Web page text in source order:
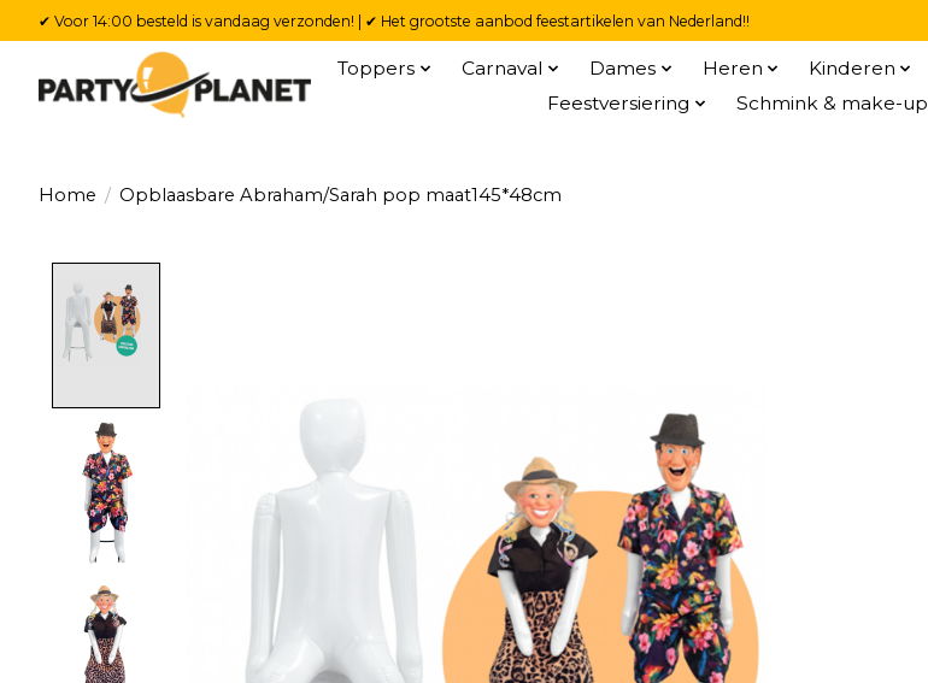
✔ Voor 14:00 besteld is vandaag verzonden! | ✔ Het grootste aanbod feestartikelen van Nederland!!
Toppers Carnaval Dames Heren Kinderen
Feestversiering
Schmink & make-up
Home / Opblaasbare Abraham/Sarah pop maat145*48cm